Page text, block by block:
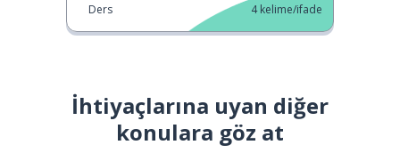
Ders 4 kelime/ifade
İhtiyaçlarına uyan diğer
konulara göz at